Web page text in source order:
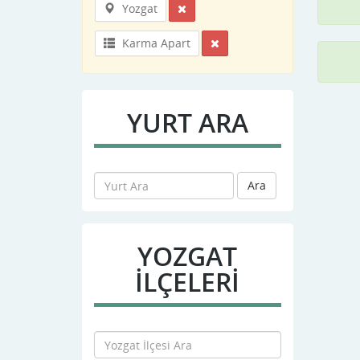
Yozgat
Karma Apart
YURT ARA
Ara
YOZGAT
İLÇELERİ